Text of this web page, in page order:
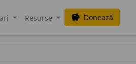
Resurse savings Donează